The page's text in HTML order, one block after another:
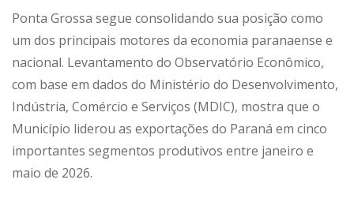
Ponta Grossa segue consolidando sua posição como
um dos principais motores da economia paranaense e
nacional. Levantamento do Observatório Econômico,
com base em dados do Ministério do Desenvolvimento,
Indústria, Comércio e Serviços (MDIC), mostra que o
Município liderou as exportações do Paraná em cinco
importantes segmentos produtivos entre janeiro e
maio de 2026.